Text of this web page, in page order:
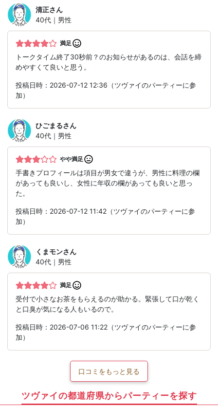
清正さん
40代｜男性
満足
トークタイム終了30秒前？のお知らせがあるのは、会話を締
めやすくて良いと思う。
投稿日時：2026-07-12 12:36（ツヴァイのパーティーに参
加）
ひごまるさん
40代｜男性
やや満足
手書きプロフィールは項目が男女で違うが、男性に料理の欄
があっても良いし、女性に年収の欄があっても良いと思っ
た。
投稿日時：2026-07-12 11:42（ツヴァイのパーティーに参
加）
くまモンさん
40代｜男性
満足
受付で小さなお茶をもらえるのが助かる。緊張して口が乾く
と口臭が気になる人もいるので。
投稿日時：2026-07-06 11:22（ツヴァイのパーティーに参
加）
口コミをもっと見る
ツヴァイの都道府県からパーティーを探す